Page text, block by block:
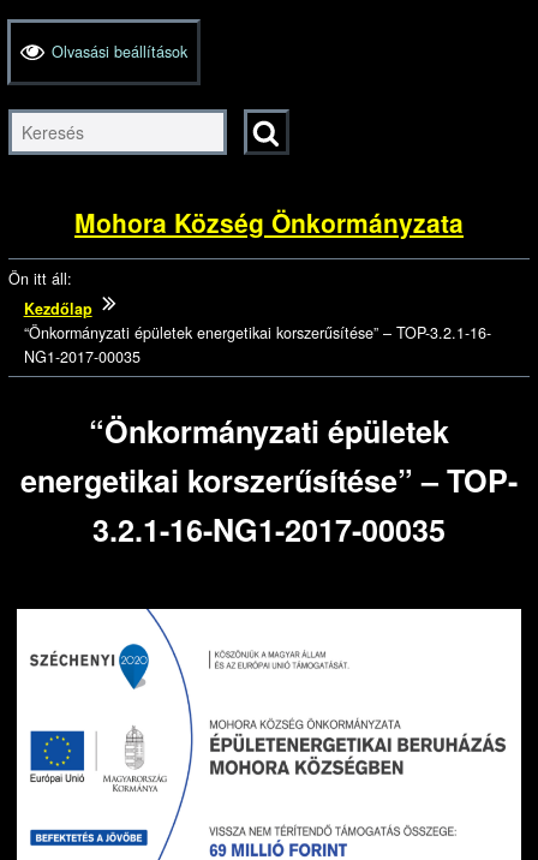
tartalomhozKezdőlapra
ugrás
Mohora Község Önkormányzata
Olvasási beállítások
Keresés
Ön itt áll:
Kezdőlap
“Önkormányzati épületek energetikai korszerűsítése” – TOP-3.2.1-16-
NG1-2017-00035
“Önkormányzati épületek
energetikai korszerűsítése” – TOP-
3.2.1-16-NG1-2017-00035